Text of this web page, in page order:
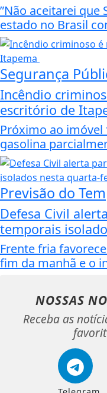
”Não aceitarei que
estado no Brasil
Segurança
Incêndio
escritório de
Próximo ao
gasolina
Previsão do
Defesa Civil
temporais
Frente fria
fim da manhã e o
NOSSAS
Receba as